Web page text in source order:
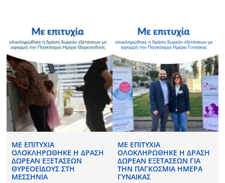
ΜΕ ΕΠΙΤΥΧΊΑ
ΟΛΟΚΛΗΡΏΘΗΚΕ Η ΔΡΆΣΗ
ΔΩΡΕΆΝ ΕΞΕΤΆΣΕΩΝ
ΘΥΡΕΟΕΙΔΟΎΣ ΣΤΗ
ΜΕΣΣΗΝΊΑ
ΜΕ ΕΠΙΤΥΧΊΑ
ΟΛΟΚΛΗΡΏΘΗΚΕ Η ΔΡΆΣΗ
ΔΩΡΕΆΝ ΕΞΕΤΆΣΕΩΝ ΓΙΑ
ΤΗΝ ΠΑΓΚΌΣΜΙΑ ΗΜΈΡΑ
ΓΥΝΑΊΚΑΣ